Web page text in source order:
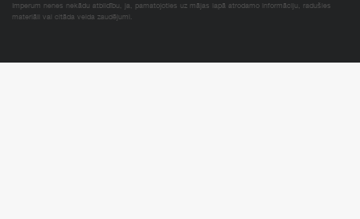
Imperum nenes nekādu atbildību, ja, pamatojoties uz mājas lapā atrodamo informāciju, radušies
materiāli vai citāda veida zaudējumi.